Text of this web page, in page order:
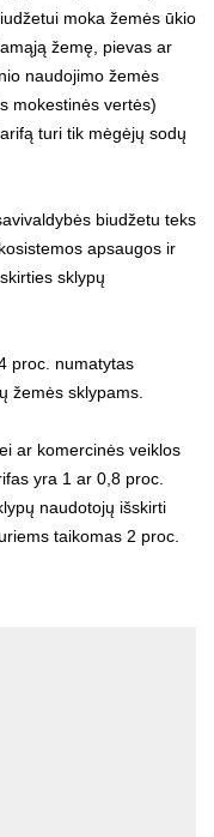
moka žemės ūkio
žemę, pievas ar
naudojimo žemės
mokestinės vertės)
turi tik mėgėjų sodų
biudžetu teks
apsaugos ir
sklypų
proc. numatytas
žemės sklypams.
ar komercinės veiklos
yra 1 ar 0,8 proc.
naudotojų išskirti
taikomas 2 proc.